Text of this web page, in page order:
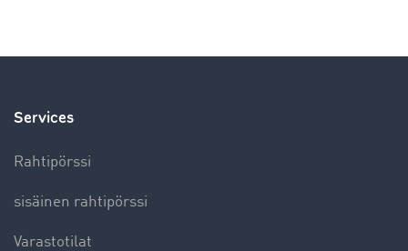
Services
Rahtipörssi
sisäinen rahtipörssi
Varastotilat